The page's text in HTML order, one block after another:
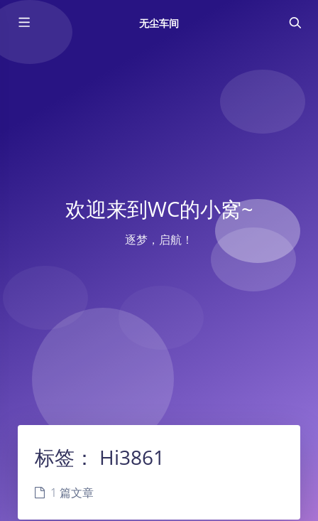
无尘车间
欢迎来到WC的小窝~
逐梦，启航！
标签： Hi3861
1 篇文章